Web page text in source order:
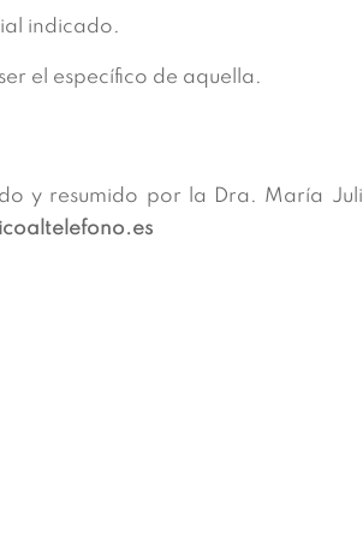
indicado.
el específico de aquella.
y resumido por la Dra. María